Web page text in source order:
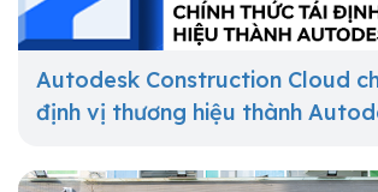
Autodesk Construction Cloud
định vị thương hiệu thành